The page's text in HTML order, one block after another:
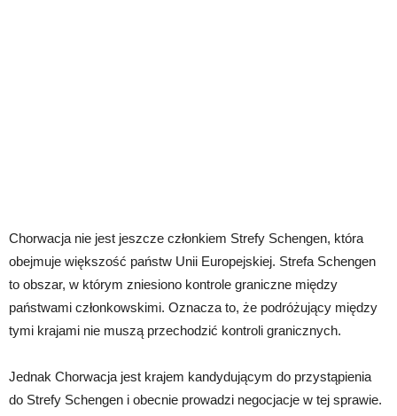
Chorwacja nie jest jeszcze członkiem Strefy Schengen, która
obejmuje większość państw Unii Europejskiej. Strefa Schengen
to obszar, w którym zniesiono kontrole graniczne między
państwami członkowskimi. Oznacza to, że podróżujący między
tymi krajami nie muszą przechodzić kontroli granicznych.
Jednak Chorwacja jest krajem kandydującym do przystąpienia
do Strefy Schengen i obecnie prowadzi negocjacje w tej sprawie.